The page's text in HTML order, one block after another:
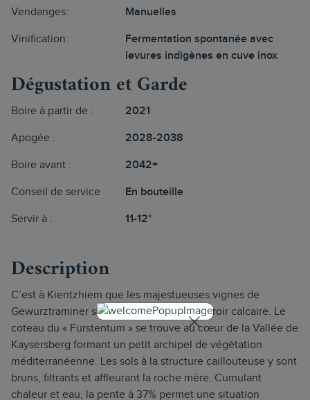
Vendanges: Manuelles
Vinification:
Fermentation spontanée avec
levures indigènes en cuve inox
Dégustation et Garde
Boire à partir de : 2021
Apogée : 2028-2038
Boire avant : 2042+
Conseil de service : En bouteille
Servir à : 11-12°
Description
C’est à Kientzhiem que les majestueuses vignes de
Gewurztraminer s’épanouissent sur un terroir calcaire. Le
coteau du « Furstentum » se trouve au cœur de la Vallée de
Kaysersberg formant un petit archipel de végétation
méditerranéenne. Les sols à la structure caillouteuse y sont
bruns, filtrants et affleurant la roche mère. Cumulant
chaleur et eau, la pente à 37% permet une situation